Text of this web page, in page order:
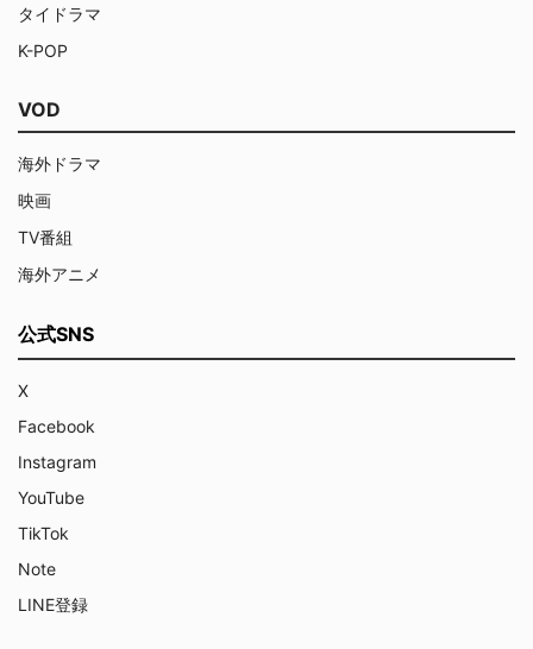
タイドラマ
K-POP
VOD
海外ドラマ
映画
TV番組
海外アニメ
公式SNS
X
Facebook
Instagram
YouTube
TikTok
Note
LINE登録